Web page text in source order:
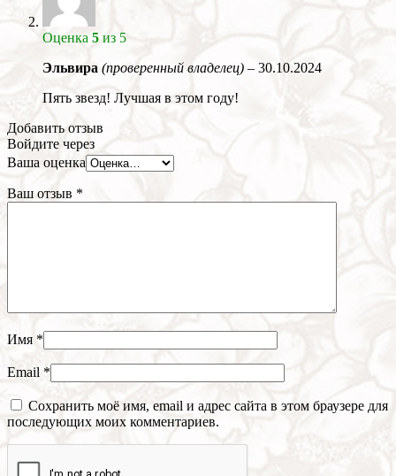
Оценка 5 из 5
Эльвира (проверенный владелец) – 30.10.2024
Пять звезд! Лучшая в этом году!
Добавить отзыв
Войдите через
Ваша оценка
Ваш отзыв *
Имя *
Email *
Сохранить моё имя, email и адрес сайта в этом браузере для
последующих моих комментариев.